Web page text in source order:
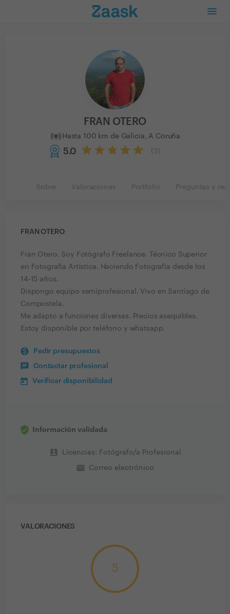
FRAN OTERO
Hasta 100 km de Galicia, A Coruña
5.0 3
Sobre Valoraciones Portfolio Preguntas y
FRAN OTERO
Fran Otero. Soy Fotógrafo Freelance. Técnico Superior
en Fotografía Artística. Haciendo Fotografía desde los
14-15 años.
Dispongo equipo semiprofesional. Vivo en Santiago de
Compostela.
Me adapto a funciones diversas. Precios asequibles.
Estoy disponible por teléfono y whatsapp.
Pedir presupuestos
Contactar profesional
Verificar disponibilidad
Información validada
perm_contact_calendar Licencias: Fotógrafo/a Profesional
email Correo electrónico
VALORACIONES
5